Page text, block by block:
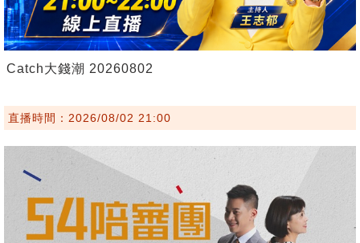
Catch大錢潮 20260802
直播時間：2026/08/02 21:00